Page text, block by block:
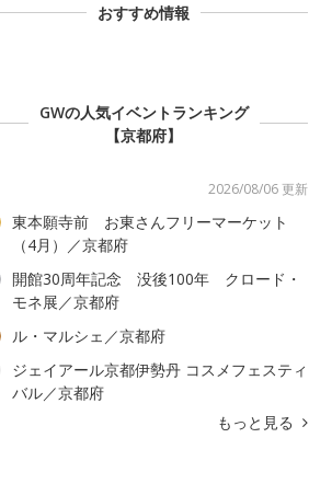
おすすめ情報
GWの人気イベントランキング
【京都府】
2026/08/06 更新
東本願寺前 お東さんフリーマーケット
（4月）／京都府
開館30周年記念 没後100年 クロード・
モネ展／京都府
ル・マルシェ／京都府
ジェイアール京都伊勢丹 コスメフェスティ
バル／京都府
もっと見る